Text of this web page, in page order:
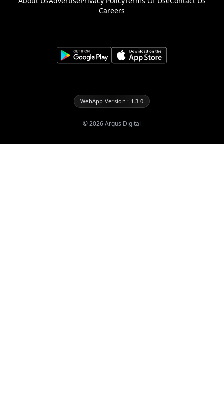
Careers
WebApp Version : 1.3.0
©2026Argus Digital